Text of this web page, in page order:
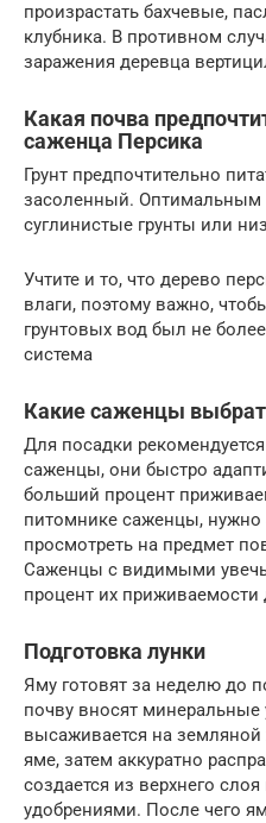
произрастать бахчевые,
клубника. В противном
заражения деревца
Какая почва
саженца Персика
Грунт предпочтительно
засоленный. Оптимальным
суглинистые грунты или
Учтите и то, что дерево
влаги, поэтому важно,
грунтовых вод был не
система
Какие саженцы
Для посадки
саженцы, они быстро
больший процент
питомнике саженцы, нужно
просмотреть на предмет
Саженцы с видимыми
процент их приживаемости
Подготовка лунки
Яму готовят за неделю до
почву вносят
высаживается на
яме, затем аккуратно
создается из верхнего
удобрениями. После чего